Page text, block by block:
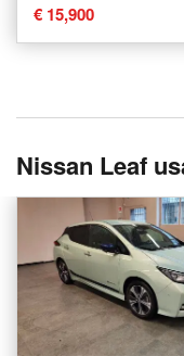
€ 15,900
Nissan Leaf